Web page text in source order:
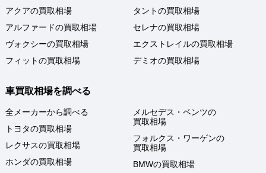
アクアの買取相場
アルファードの買取相場
ヴォクシーの買取相場
フィットの買取相場
タントの買取相場
セレナの買取相場
エクストレイルの買取相場
デミオの買取相場
車買取相場を調べる
全メーカーから調べる
トヨタの買取相場
レクサスの買取相場
ホンダの買取相場
メルセデス・ベンツの
買取相場
フォルクス・ワーゲンの
買取相場
BMWの買取相場